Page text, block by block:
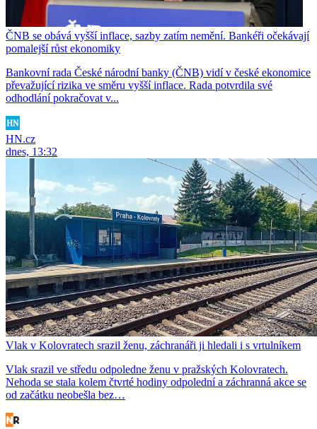
ČNB se obává vyšší inflace, sazby zatím nemění. Bankéři očekávají
pomalejší růst ekonomiky
Bankovní rada České národní banky (ČNB) vidí v české ekonomice
převažující rizika ve směru vyšší inflace. Rada potvrdila své
odhodlání pokračovat v...
HN.cz
dnes, 13:32
Vlak v Kolovratech srazil ženu, záchranáři ji hledali i s vrtulníkem
Vlak srazil ve středu odpoledne ženu v pražských Kolovratech.
Nehoda se stala kolem čtvrté hodiny odpolední a záchranná akce se
od začátku neobešla bez…